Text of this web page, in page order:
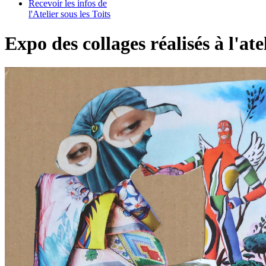
Recevoir les infos de
l'Atelier sous les Toits
Expo des collages réalisés à